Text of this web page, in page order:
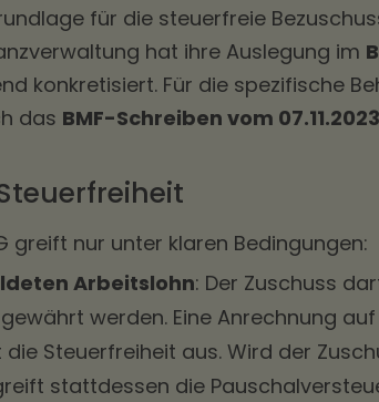
für die steuerfreie
hat ihre Auslegung im
konkretisiert. Für die spezifische
das BMF-Schreiben vom 07.11.2023
greift nur unter klaren Bedingungen:
Arbeitslohn: Der Zuschuss
gewährt werden. Eine Anrechnung
Steuerfreiheit aus. Wird der
stattdessen die